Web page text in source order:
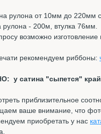
рулона от 10мм до 220мм
рулона - 200м, втулка 76мм.
возможно изготовление
рекомендуем риббоны:
у сатина "сыпется" край
приблизительное
ваше внимание, что
приобретать у нас